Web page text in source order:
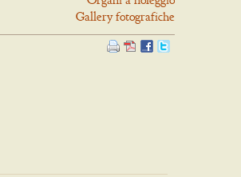
Gallery fotografiche